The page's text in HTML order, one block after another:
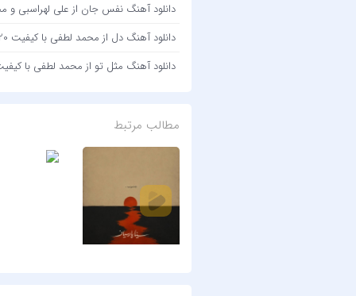
دانلود آهنگ نفس جان از علی لهراسبی و محمد لطفی
دانلود آهنگ دل از محمد لطفی با کیفیت 320 + متن آهنگ
دانلود آهنگ مثل تو از محمد لطفی با کیفیت 320 + متن
مطالب مرتبط